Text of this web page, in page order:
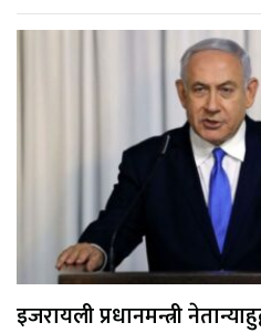
इजरायली प्रधानमन्त्री